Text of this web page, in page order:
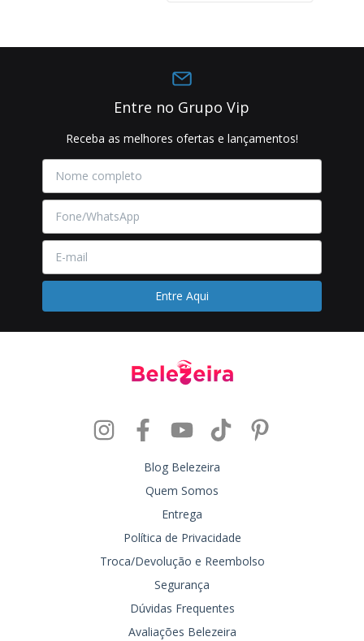
Entre no Grupo Vip
Receba as melhores ofertas e lançamentos!
Blog Belezeira
Quem Somos
Entrega
Política de Privacidade
Troca/Devolução e Reembolso
Segurança
Dúvidas Frequentes
Avaliações Belezeira